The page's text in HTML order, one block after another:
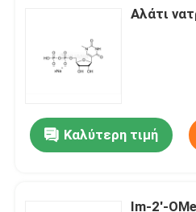
Αλάτι
Καλύτερη τιμή
Im-2'-